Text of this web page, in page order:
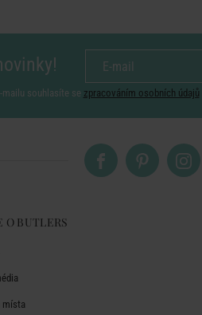
mailu souhlasíte se zpracováním osobních údajů
O BUTLERS
místa